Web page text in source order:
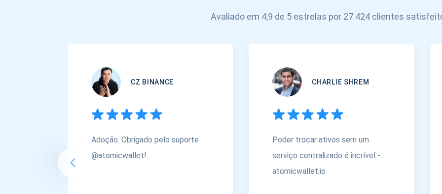
Avaliado em 4,9 de 5 estrelas por 27.424 clientes
CZ BINANCE
Adoção. Obrigado pelo suporte
@atomicwallet!
CHARLIE SHREM
Poder trocar ativos sem um
serviço centralizado é incrível -
atomicwallet.io